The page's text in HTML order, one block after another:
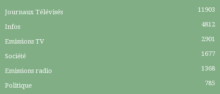
Journaux Télévisés 11903
Infos 4812
Emissions TV 2901
Société 1677
Emissions radio 1368
Politique 785